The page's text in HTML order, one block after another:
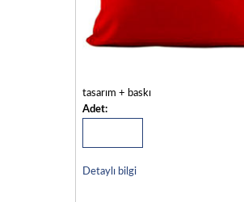
tasarım + baskı
Adet:
Detaylı bilgi